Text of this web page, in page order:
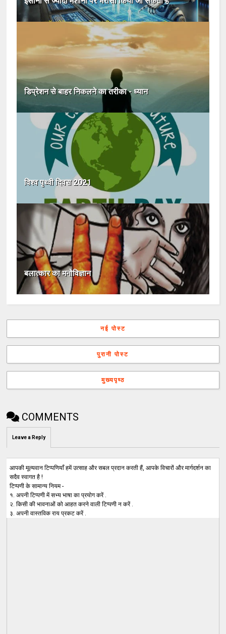
डिप्रेशन से बाहर निकलने का तरीका - ध्यान
विश्व पृथ्वी दिवस 2021
बलात्कार का मनोविज्ञान
नई पोस्ट
पुरानी पोस्ट
मुख्यपृष्ठ
COMMENTS
Leave a Reply
आपकी मूल्यवान टिप्पणियाँ हमें उत्साह और सबल प्रदान करती हैं, आपके विचारों और मार्गदर्शन का
सदैव स्वागत है !
टिप्पणी के सामान्य नियम -
१. अपनी टिप्पणी में सभ्य भाषा का प्रयोग करें .
२. किसी की भावनाओं को आहत करने वाली टिप्पणी न करें .
३. अपनी वास्तविक राय प्रकट करें .